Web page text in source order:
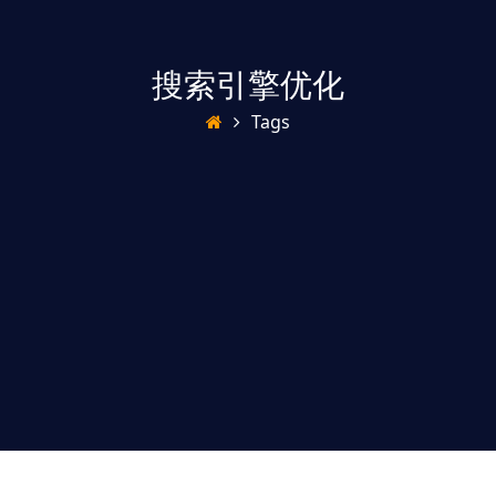
搜索引擎优化
Tags